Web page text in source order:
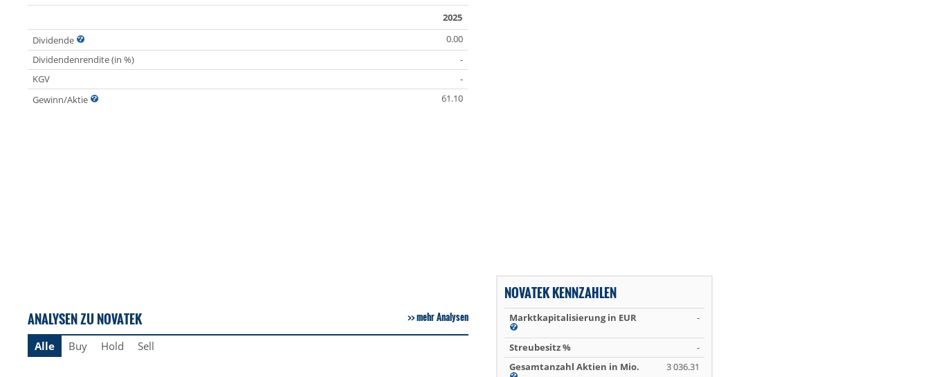
2025
Dividende
0.00
Dividendenrendite (in %)
-
KGV
-
Gewinn/Aktie
61.10
ANALYSEN ZU NOVATEK mehr Analysen
Alle Buy Hold Sell
NOVATEK KENNZAHLEN
Marktkapitalisierung in EUR -
Streubesitz %
-
Gesamtanzahl Aktien in Mio.
3 036.31